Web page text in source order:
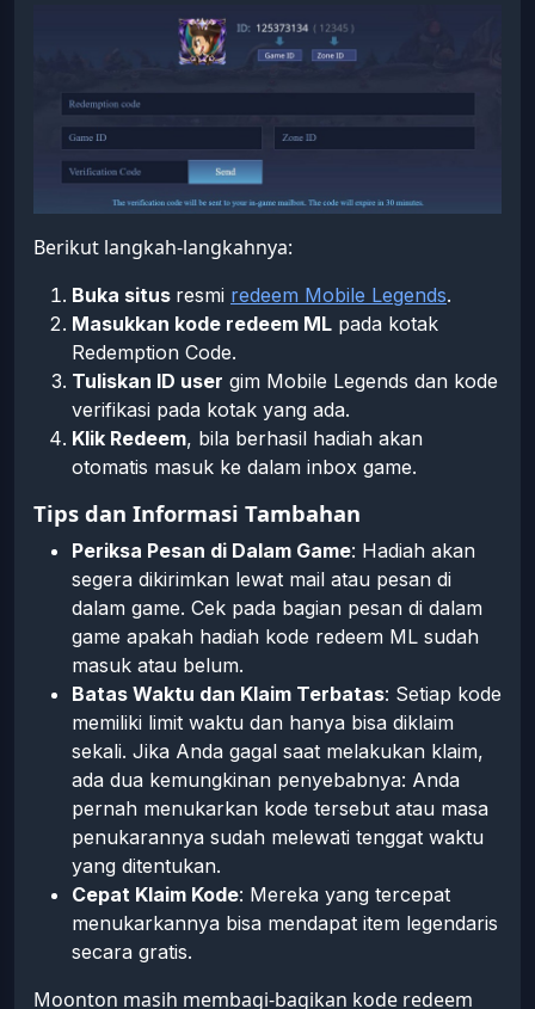
Berikut langkah-langkahnya:
Buka situs resmi redeem Mobile Legends.
Masukkan kode redeem ML pada kotak
Redemption Code.
Tuliskan ID user gim Mobile Legends dan kode
verifikasi pada kotak yang ada.
Klik Redeem, bila berhasil hadiah akan
otomatis masuk ke dalam inbox game.
Tips dan Informasi Tambahan
Periksa Pesan di Dalam Game: Hadiah akan
segera dikirimkan lewat mail atau pesan di
dalam game. Cek pada bagian pesan di dalam
game apakah hadiah kode redeem ML sudah
masuk atau belum.
Batas Waktu dan Klaim Terbatas: Setiap kode
memiliki limit waktu dan hanya bisa diklaim
sekali. Jika Anda gagal saat melakukan klaim,
ada dua kemungkinan penyebabnya: Anda
pernah menukarkan kode tersebut atau masa
penukarannya sudah melewati tenggat waktu
yang ditentukan.
Cepat Klaim Kode: Mereka yang tercepat
menukarkannya bisa mendapat item legendaris
secara gratis.
Moonton masih membagi-bagikan kode redeem